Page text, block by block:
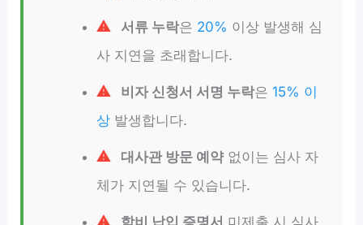
서류 누락은 20% 이상 발생해 심
사 지연을 초래합니다.
비자 신청서 서명 누락은 15% 이
상발생합니다.
대사관 방문 예약없이는 심사 자
체가 지연될 수 있습니다.